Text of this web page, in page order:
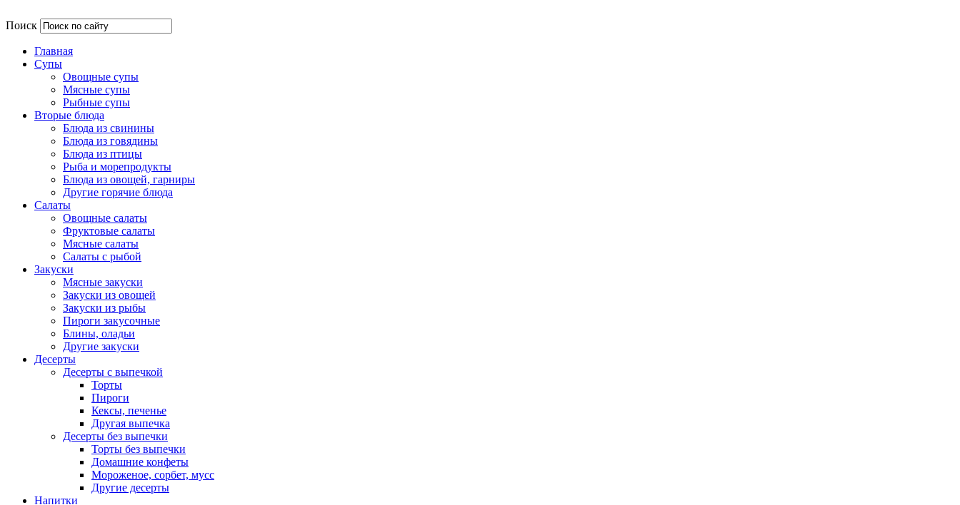
Поиск
Главная
Супы
Овощные супы
Мясные супы
Рыбные супы
Вторые блюда
Блюда из свинины
Блюда из говядины
Блюда из птицы
Рыба и морепродукты
Блюда из овощей, гарниры
Другие горячие блюда
Салаты
Овощные салаты
Фруктовые салаты
Мясные салаты
Салаты с рыбой
Закуски
Мясные закуски
Закуски из овощей
Закуски из рыбы
Пироги закусочные
Блины, оладьи
Другие закуски
Десерты
Десерты с выпечкой
Торты
Пироги
Кексы, печенье
Другая выпечка
Десерты без выпечки
Торты без выпечки
Домашние конфеты
Мороженое, сорбет, мусс
Другие десерты
Напитки